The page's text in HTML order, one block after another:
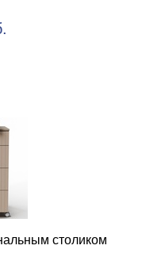
столиком